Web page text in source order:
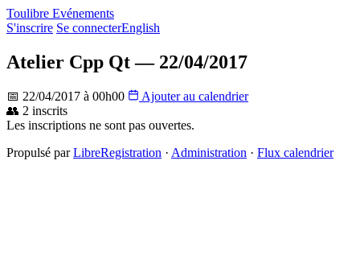
Toulibre Evénements
S'inscrire Se connecterEnglish
Atelier Cpp Qt — 22/04/2017
📅 22/04/2017 à 00h00
Ajouter au calendrier
👥 2 inscrits
Les inscriptions ne sont pas ouvertes.
Propulsé parLibreRegistration · Administration · Flux calendrier